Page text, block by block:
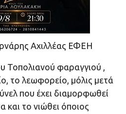
Αχιλλέας ΕΦΕΗ
Τοπολιανού φαραγγιού ,
το λεωφορείο, μόλις μετά
που έχει διαμορφωθεί
και το νιώθει όποιος